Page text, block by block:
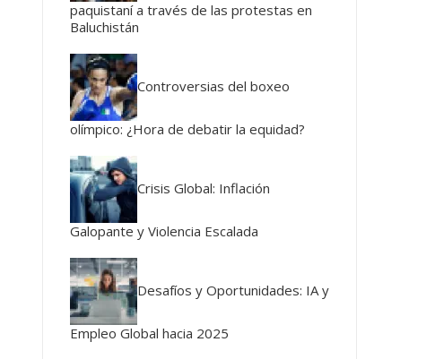
paquistaní a través de las protestas en
Baluchistán
Controversias del boxeo
olímpico: ¿Hora de debatir la equidad?
Crisis Global: Inflación
Galopante y Violencia Escalada
Desafíos y Oportunidades: IA y
Empleo Global hacia 2025